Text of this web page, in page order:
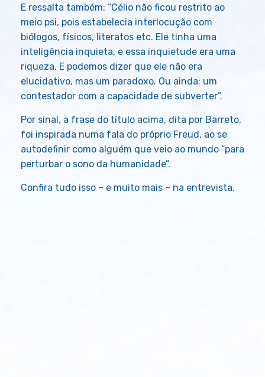
E ressalta também: “Célio não ficou restrito ao
meio psi, pois estabelecia interlocução com
biólogos, físicos, literatos etc. Ele tinha uma
inteligência inquieta, e essa inquietude era uma
riqueza. E podemos dizer que ele não era
elucidativo, mas um paradoxo. Ou ainda: um
contestador com a capacidade de subverter”.
Por sinal, a frase do título acima, dita por Barreto,
foi inspirada numa fala do próprio Freud, ao se
autodefinir como alguém que veio ao mundo “para
perturbar o sono da humanidade”.
Confira tudo isso – e muito mais – na entrevista.